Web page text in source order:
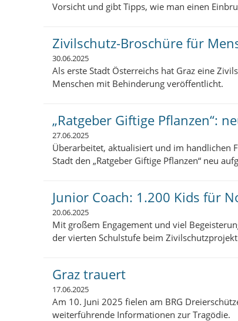
Vorsicht und gibt Tipps, wie man einen
Zivilschutz-Broschüre für
30.06.2025
Als erste Stadt Österreichs hat Graz eine
Menschen mit Behinderung veröffentlicht.
„Ratgeber Giftige Pflanzen“:
27.06.2025
Überarbeitet, aktualisiert und im handlichen
Stadt den „Ratgeber Giftige Pflanzen“ neu
Junior Coach: 1.200 Kids für
20.06.2025
Mit großem Engagement und viel
der vierten Schulstufe beim
Graz trauert
17.06.2025
Am 10. Juni 2025 fielen am BRG
weiterführende Informationen zur Tragödie.